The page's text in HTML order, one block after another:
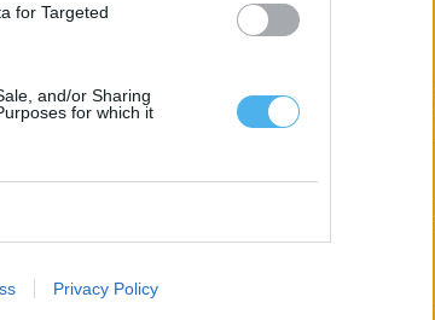
for Targeted
and/or Sharing
for which it
Privacy Policy